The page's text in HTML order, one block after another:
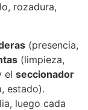
rozadura,
(presencia,
(limpieza,
el seccionador
estado).
luego cada